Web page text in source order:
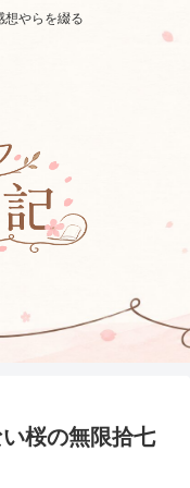
想やらを綴る
桜の無限拾七